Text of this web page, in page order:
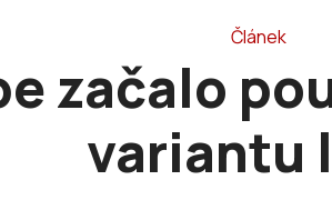
Článek
začalo
variantu